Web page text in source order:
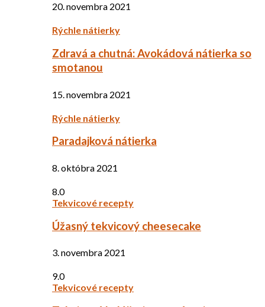
20. novembra 2021
Rýchle nátierky
Zdravá a chutná: Avokádová nátierka so
smotanou
15. novembra 2021
Rýchle nátierky
Paradajková nátierka
8. októbra 2021
8.0
Tekvicové recepty
Úžasný tekvicový cheesecake
3. novembra 2021
9.0
Tekvicové recepty